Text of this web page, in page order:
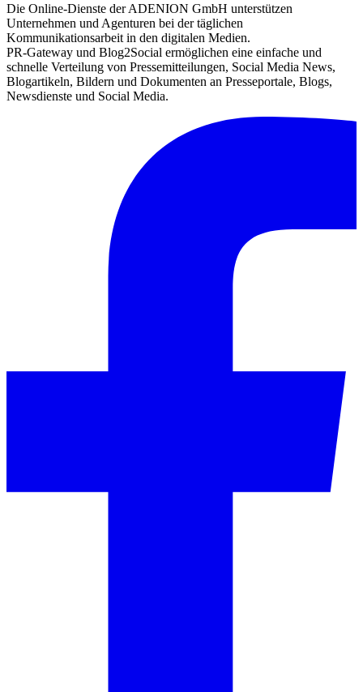
Die Online-Dienste der ADENION GmbH unterstützen
Unternehmen und Agenturen bei der täglichen
Kommunikationsarbeit in den digitalen Medien.
PR-Gateway und Blog2Social ermöglichen eine einfache und
schnelle Verteilung von Pressemitteilungen, Social Media News,
Blogartikeln, Bildern und Dokumenten an Presseportale, Blogs,
Newsdienste und Social Media.